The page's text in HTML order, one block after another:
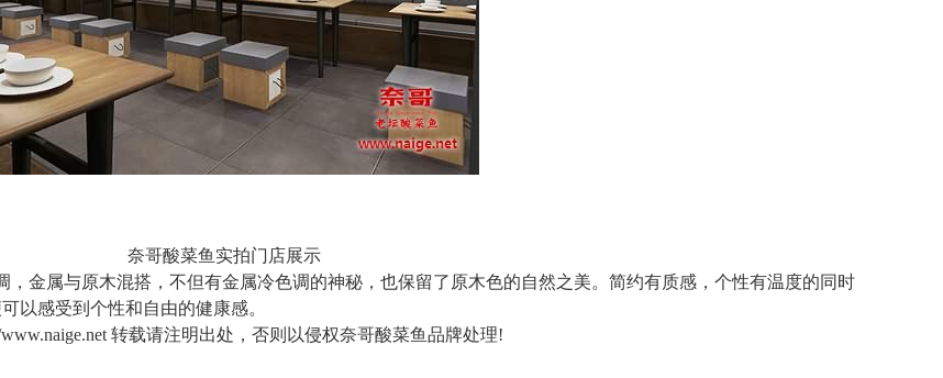
奈哥酸菜鱼实拍门店展示
金属与原木混搭，不但有金属冷色调的神秘，也保留了原木色的自然之美。简约有质感，个性有温度的同时
以感受到个性和自由的健康感。
转载请注明出处，否则以侵权奈哥酸菜鱼品牌处理!